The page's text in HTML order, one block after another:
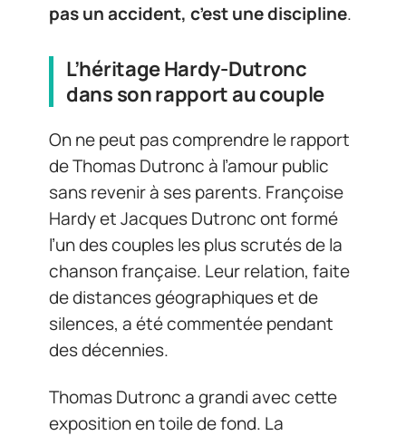
pas un accident, c’est une discipline.
L’héritage Hardy-Dutronc
dans son rapport au couple
On ne peut pas comprendre le rapport
de Thomas Dutronc à l’amour public
sans revenir à ses parents. Françoise
Hardy et Jacques Dutronc ont formé
l’un des couples les plus scrutés de la
chanson française. Leur relation, faite
de distances géographiques et de
silences, a été commentée pendant
des décennies.
Thomas Dutronc a grandi avec cette
exposition en toile de fond. La